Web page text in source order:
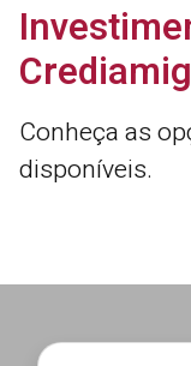
Conheça as
disponíveis.